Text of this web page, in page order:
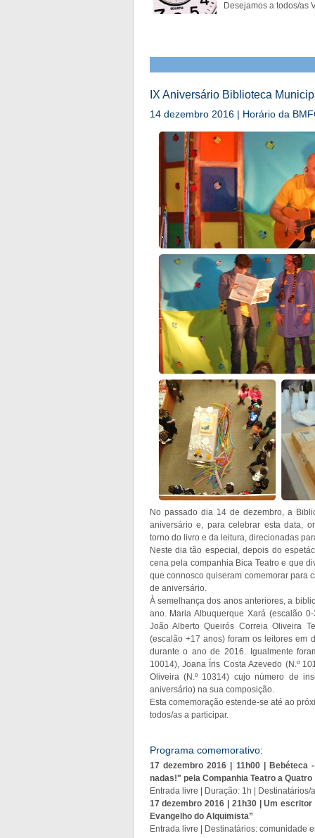
Desejamos a todos/as
IX Aniversário Biblioteca
14 dezembro 2016 | Horário da
No passado dia 14 de dezembro, a
aniversário e, para celebrar esta data,
torno do livro e da leitura, direcionadas
Neste dia tão especial, depois do
cena pela companhia Bica Teatro e que
que connosco quiseram comemorar para
de aniversário.
À semelhança dos anos anteriores, a
ano. Maria Albuquerque Xará (escalão
João Alberto Queirós Correia Oliveira
(escalão +17 anos) foram os leitores em
durante o ano de 2016. Igualmente
10014), Joana Íris Costa Azevedo (N.º
Oliveira (N.º 10314) cujo número de
aniversário) na sua composição.
Esta comemoração estende-se até ao
todos/as a participar.
Programa comemorativo:
17 dezembro 2016 | 11h00 | Bebéteca
nadas!" pela Companhia Teatro a Quatro
Entrada livre | Duração: 1h |
17 dezembro 2016 | 21h30 | Um
Evangelho do Alquimista”
Entrada livre | Destinatários: comunidade